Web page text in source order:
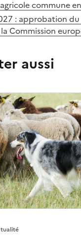
commune
: approbation
Commission
aussi